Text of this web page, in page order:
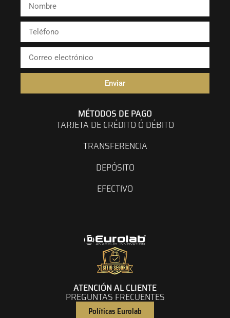
Enviar
MÉTODOS DE PAGO
TARJETA DE CRÉDITO Ó DÉBITO
TRANSFERENCIA
DEPÓSITO
EFECTIVO
ATENCIÓN AL CLIENTE
PREGUNTAS FRECUENTES
Políticas Eurolab